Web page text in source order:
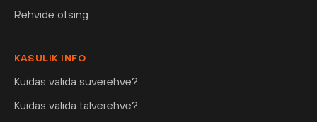
Rehvide otsing
KASULIK INFO
Kuidas valida suverehve?
Kuidas valida talverehve?